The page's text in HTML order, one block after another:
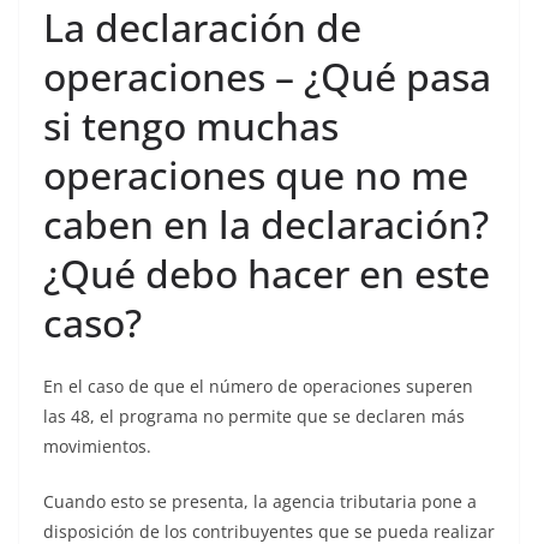
La declaración de
operaciones – ¿Qué pasa
si tengo muchas
operaciones que no me
caben en la declaración?
¿Qué debo hacer en este
caso?
En el caso de que el número de operaciones superen
las 48, el programa no permite que se declaren más
movimientos.
Cuando esto se presenta, la agencia tributaria pone a
disposición de los contribuyentes que se pueda realizar